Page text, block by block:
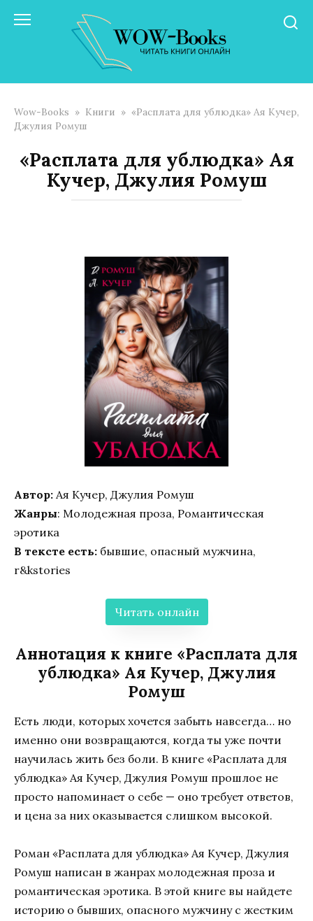
Wow-Books » Книги » «Расплата для ублюдка» Ая Кучер,
Джулия Ромуш
«Расплата для ублюдка» Ая
Кучер, Джулия Ромуш
Автор: Ая Кучер, Джулия Ромуш
Жанры: Молодежная проза, Романтическая
эротика
В тексте есть: бывшие, опасный мужчина,
r&kstories
Читать онлайн
Аннотация к книге «Расплата для
ублюдка» Ая Кучер, Джулия
Ромуш
Есть люди, которых хочется забыть навсегда… но
именно они возвращаются, когда ты уже почти
научилась жить без боли. В книге «Расплата для
ублюдка» Ая Кучер, Джулия Ромуш прошлое не
просто напоминает о себе — оно требует ответов,
и цена за них оказывается слишком высокой.
Роман «Расплата для ублюдка» Ая Кучер, Джулия
Ромуш написан в жанрах молодежная проза и
романтическая эротика. В этой книге вы найдете
историю о бывших, опасного мужчину с жестким